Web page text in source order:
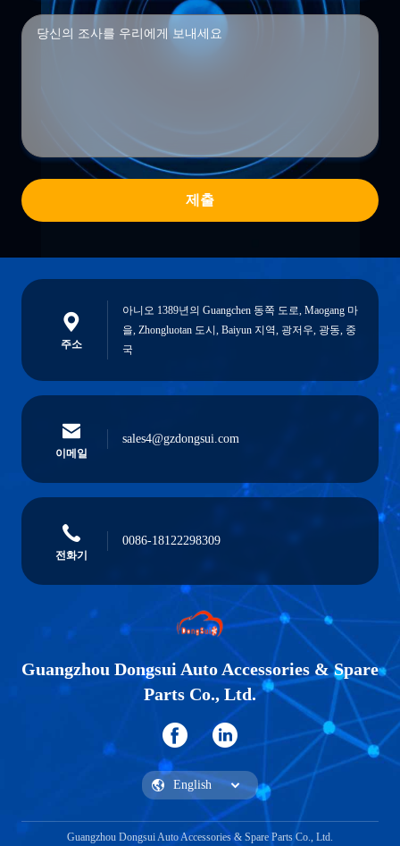
제출
주소
아니오 1389년의 Guangchen 동쪽 도로, Maogang 마
을, Zhongluotan 도시, Baiyun 지역, 광저우, 광동, 중
국
이메일
sales4@gzdongsui.com
전화기
0086-18122298309
Guangzhou Dongsui Auto Accessories & Spare
Parts Co., Ltd.
Guangzhou Dongsui Auto Accessories & Spare Parts Co., Ltd.